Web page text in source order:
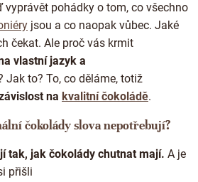
pohádky o tom, co všechno
jsou a co naopak vůbec. Jaké
čekat. Ale proč vás krmit
vlastní jazyk a
Jak to? To, co děláme, totiž
na kvalitní čokoládě.
čokolády slova nepotřebují?
tak, jak čokolády chutnat mají. A je
přišli